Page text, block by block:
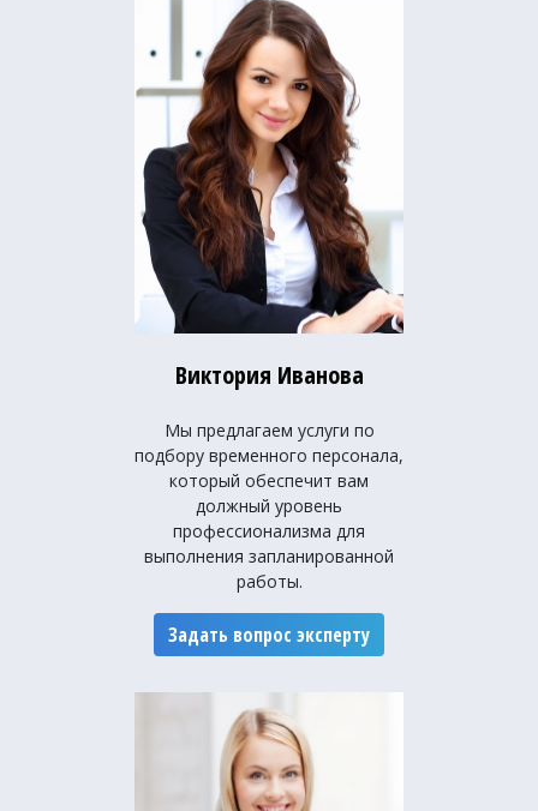
Виктория Иванова
Мы предлагаем услуги по
подбору временного персонала,
который обеспечит вам
должный уровень
профессионализма для
выполнения запланированной
работы.
Задать вопрос эксперту